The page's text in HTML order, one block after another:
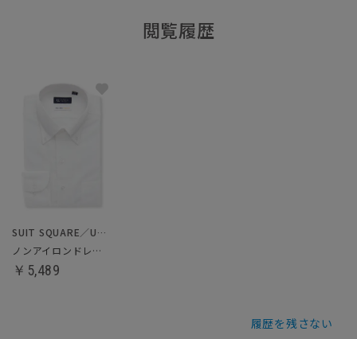
閲覧履歴
SUIT SQUARE／UNIVERSAL LANGUAGE
ノンアイロンドレスシャツ／クールマックス
￥5,489
履歴を残さない